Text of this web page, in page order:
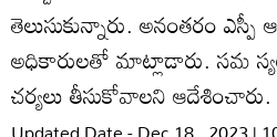
తెలుసుకున్నారు. అనంతరం
అధికారులతో మాట్లాడారు. సమ
చర్యలు తీసుకోవాలని ఆదేశించారు.